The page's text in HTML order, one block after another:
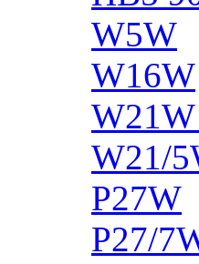
W5W
W16W
W21/
P27W
P27/